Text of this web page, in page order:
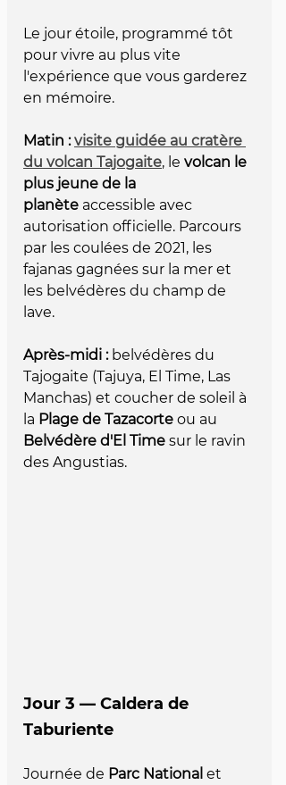
Le jour étoile, programmé tôt
pour vivre au plus vite
l'expérience que vous garderez
en mémoire.
Matin : visite guidée au cratère
du volcan Tajogaite, le volcan le
plus jeune de la
planète accessible avec
autorisation officielle. Parcours
par les coulées de 2021, les
fajanas gagnées sur la mer et
les belvédères du champ de
lave.
Après-midi : belvédères du
Tajogaite (Tajuya, El Time, Las
Manchas) et coucher de soleil à
la Plage de Tazacorte ou au
Belvédère d'El Time sur le ravin
des Angustias.
Jour 3 — Caldera de
Taburiente
Journée de Parc National et